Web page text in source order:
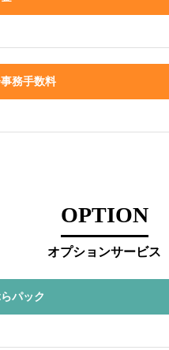
事務手数料
OPTION
オプションサービス
パック